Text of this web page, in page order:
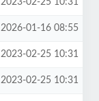
2023-02-25 10:31
2026-01-16 08:55
2023-02-25 10:31
2023-02-25 10:31